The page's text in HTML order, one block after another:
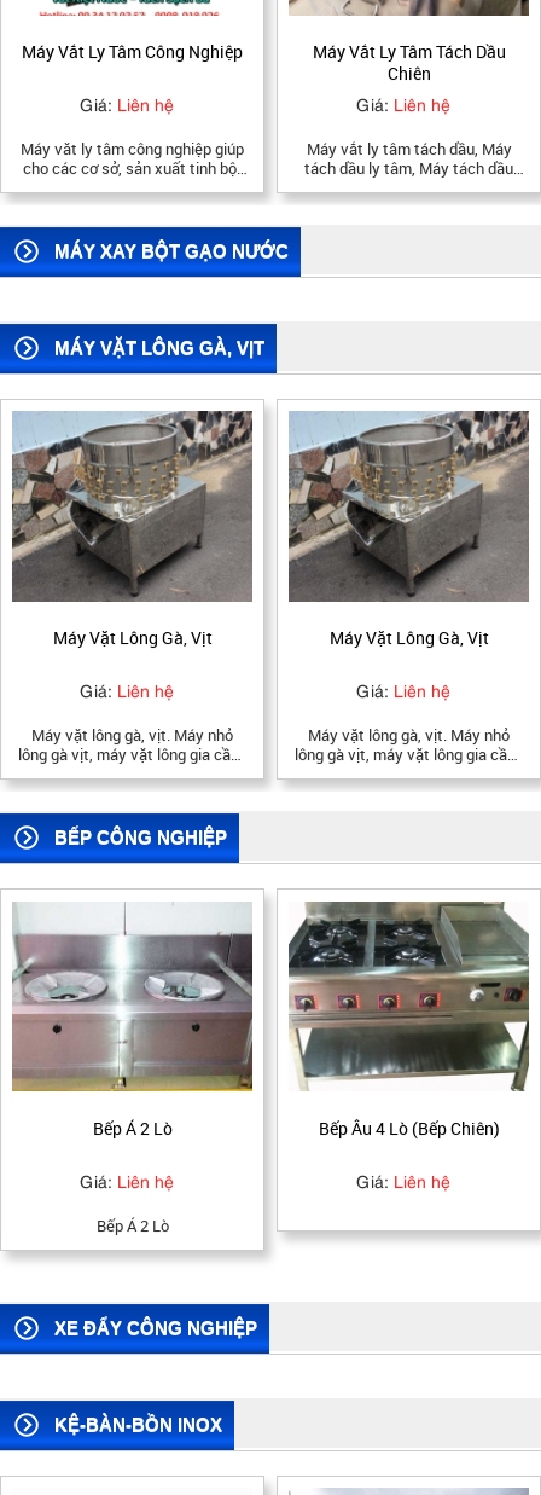
Máy Vắt Ly Tâm Tách Dầu
Giá: Liên hệ
Máy vắt ly tâm tách dầu, Máy
tách dầu ly tâm, Máy tách dầu
chiên, Máy vắt ly tâm giá rẻ, Máy
vắt ly tâm tách dầu chiên
Máy Vắt Ly Tâm Công Nghiệp
Giá: Liên hệ
Máy văt ly tâm công nghiệp giúp
cho các cơ sở, sản xuất tinh bột
nghệ hay dây chuyền làm sửa
đậu nành vắt kiệt nước ra khỏi bả
mà không tốn nhiều công sức và
MÁY XAY BỘT GẠO NƯỚC
MÁY VẶT LÔNG GÀ, VỊT
Máy Vặt Lông Gà, Vịt
Giá: Liên hệ
Máy vặt lông gà, vịt. Máy nhỏ
lông gà vịt, máy vặt lông gia cầm,
máy vặt lông ngang, ngỗng
Máy Vặt Lông Gà, Vịt
Giá: Liên hệ
Máy vặt lông gà, vịt. Máy nhỏ
lông gà vịt, máy vặt lông gia cầm,
máy vặt lông ngang, ngỗng
BẾP CÔNG NGHIỆP
Bếp Âu 4 Lò (Bếp Chiên)
Giá: Liên hệ
Bếp Âu 4 Lò
Giá: Liên hệ
Bếp Âu 4 Lò
XE ĐẨY CÔNG NGHIỆP
KỆ-BÀN-BỒN INOX